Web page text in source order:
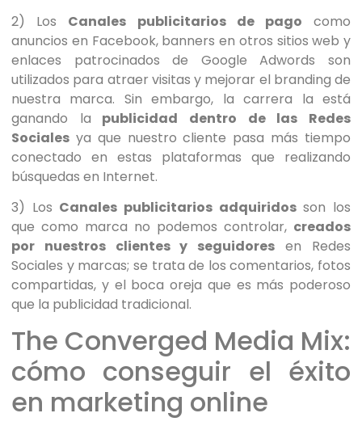
2) Los Canales publicitarios de pago como
anuncios en Facebook, banners en otros sitios web y
enlaces patrocinados de Google Adwords son
utilizados para atraer visitas y mejorar el branding de
nuestra marca. Sin embargo, la carrera la está
ganando la publicidad dentro de las Redes
Sociales ya que nuestro cliente pasa más tiempo
conectado en estas plataformas que realizando
búsquedas en Internet.
3) Los Canales publicitarios adquiridosson los
que como marca no podemos controlar, creados
por nuestros clientes y seguidores en Redes
Sociales y marcas; se trata de los comentarios, fotos
compartidas, y el boca oreja que es más poderoso
que la publicidad tradicional.
The Converged Media Mix:
cómo conseguir el éxito
en marketing online